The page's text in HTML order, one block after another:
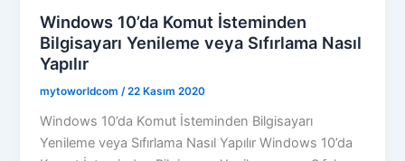
Windows 10’da Komut İsteminden
Bilgisayarı Yenileme veya Sıfırlama Nasıl
Yapılır
mytoworldcom/22 Kasım 2020
Windows 10’da Komut İsteminden Bilgisayarı
Yenileme veya Sıfırlama Nasıl Yapılır Windows 10’da